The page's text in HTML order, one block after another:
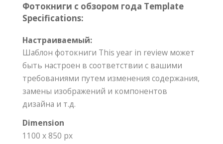
Фотокниги с обзором года Template
Specifications:
Настраиваемый:
Шаблон фотокниги This year in review может
быть настроен в соответствии с вашими
требованиями путем изменения содержания,
замены изображений и компонентов
дизайна и т.д.
Dimension
1100 x 850 px